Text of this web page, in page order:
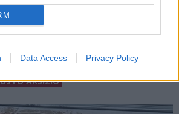
Data Access Privacy Policy
ARSIZIO